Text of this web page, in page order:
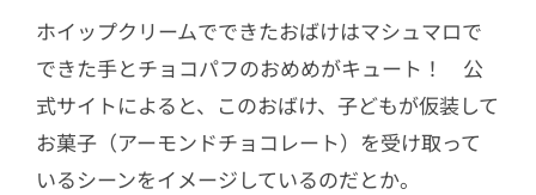
ホイップクリームでできたおばけはマシュマロで
できた手とチョコパフのおめめがキュート！ 公
式サイトによると、このおばけ、子どもが仮装して
お菓子（アーモンドチョコレート）を受け取って
いるシーンをイメージしているのだとか。